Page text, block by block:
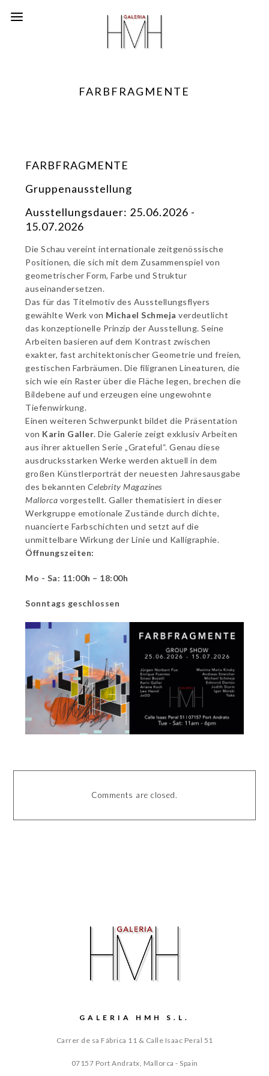
FARBFRAGMENTE
FARBFRAGMENTE
Gruppenausstellung
Ausstellungsdauer: 25.06.2026 -
15.07.2026
Die Schau vereint internationale zeitgenössische
Positionen, die sich mit dem Zusammenspiel von
geometrischer Form, Farbe und Struktur
auseinandersetzen.
Das für das Titelmotiv des Ausstellungsflyers
gewählte Werk von Michael Schmeja verdeutlicht
das konzeptionelle Prinzip der Ausstellung. Seine
Arbeiten basieren auf dem Kontrast zwischen
exakter, fast architektonischer Geometrie und freien,
gestischen Farbräumen. Die filigranen Lineaturen, die
sich wie ein Raster über die Fläche legen, brechen die
Bildebene auf und erzeugen eine ungewohnte
Tiefenwirkung.
Einen weiteren Schwerpunkt bildet die Präsentation
von Karin Galler. Die Galerie zeigt exklusiv Arbeiten
aus ihrer aktuellen Serie „Grateful“. Genau diese
ausdrucksstarken Werke werden aktuell in dem
großen Künstlerporträt der neuesten Jahresausgabe
des bekanntenCelebrity Magazines
Mallorca vorgestellt. Galler thematisiert in dieser
Werkgruppe emotionale Zustände durch dichte,
nuancierte Farbschichten und setzt auf die
unmittelbare Wirkung der Linie und Kalligraphie.
Öffnungszeiten:
Mo - Sa: 11:00h – 18:00h
Sonntags geschlossen
Comments are closed.
GALERIA HMH S.L.
Carrer de sa Fábrica 11 & Calle Isaac Peral 51
07157 Port Andratx, Mallorca - Spain